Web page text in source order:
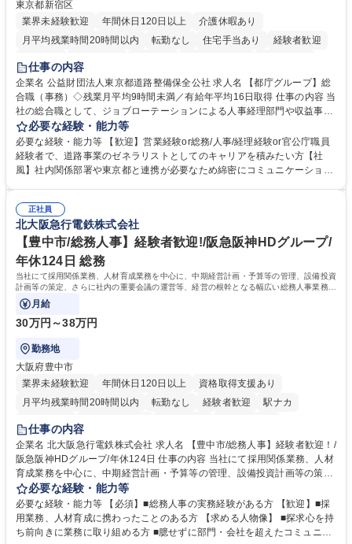
東京都新宿区
業界未経験歓迎
年間休日120日以上
介護休暇あり
月平均残業時間20時間以内
転勤なし 住宅手当あり
経験者歓迎
研修あり
退職金あり
駅近5分以内
資格取得手当あり 食事補助あり
仕事の内容
企業名 公益財団法人東京都道路整備保全公社 求人名 【都庁グループ】総
合職（事務）◇残業月平均9時間未満／有給年平均16日取得 仕事の内容 当
社の総合職として、ジョブローテーションによる人事経理部門や収益事業
等のフロント部門の部署等幅広い部署での業務をお任せいたします。研修
制度やキャリア支援が充実しております！ ※下記業務詳細 【業務詳細】■
管理部門：広報、人事、経理など当公社の運営に係る管理業務 ■収益部
門：駐車場の新規開拓、管理運営、新宿駅西口広場の「イベントコーナ
道路施設や道路工事現場の見学ツアー事業 ※入社後は上記いずれかの部門
へ配属。※業務内容変更の範囲：会社の定める業務 募集職種 【都庁グル
ープ】総合職（事務）◇残業月平均9時間未満／有給年平均16日取得
必要な経験・能力等
必要な経験・能力等 【歓迎】営業経験or総務/人事/経理経験or官公庁職員
経験者で、道路事業のゼネラリストとしてのキャリアを積みたい方【社
風】社内関係部署や東京都と連携が必要なため綿密にコミュニケーション
部門など多岐に渡る業務を経験できます。 ■様々なプロジェクト：駐車場
事業の他、新宿駅西口広場内に設置された照明を兼ねた広告「ブライトサ
イン」の管理運営を行うなど、事業収益を生み出す活動を積極的に行って
います。 学歴・資格 学歴：大学院 大学 高専 短大 専修学校 高校 語学力：
資格：
正社員
北大阪急行電鉄株式会社
【豊中市/総務人事】経験者歓迎!/阪急阪神HDグループ/
年休124日 総務
当社にて採用関係業務、人材育成業務を中心に、中期経営計画・予算等の管理、設備投資
計画等の策定、さらに社内の重要会議の運営等、経営の根幹となる幅広い総務人事業務全
般を担当していただきます。
月給
30万円～38万円
勤務地
大阪府豊中市
業界未経験歓迎
年間休日120日以上
資格取得支援あり
月平均残業時間20時間以内
転勤なし 経験者歓迎
駅ナカ
退職金あり
土日祝休み
服装自由 昼食補助あり 食事補助あり
仕事の内容
企業名 北大阪急行電鉄株式会社 求人名 【豊中市/総務人事】経験者歓迎！/
阪急阪神HDグループ/年休124日 仕事の内容 当社にて採用関係業務、人材
育成業務を中心に、中期経営計画・予算等の管理、設備投資計画等の策
定、さらに社内の重要会議の運営等、経営の根幹となる幅広い総務人事業
務全般を担当していただきます。 【主な業務内容】 ■採用関係業務および
人材育成(社員研修)業務の推進 ■中期経営計画および予算等の管理 ■設備
投資計画等の策定 ■社内の重要会議の運営 ■その他総務人事業務全般 【入
必要な経験・能力等
必要な経験・能力等 【必須】■総務人事の実務経験がある方 【歓迎】■採
用業務、人材育成に携わったことのある方 【求める人物像】 ■探求心を持
ち前向きに業務に取り組める方 ■臆せずに部門・会社を超えたコミュニケ